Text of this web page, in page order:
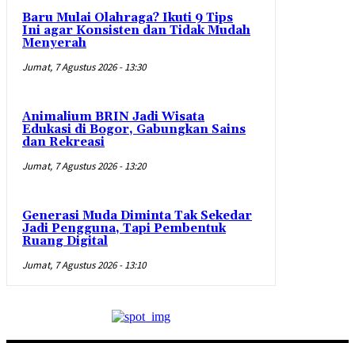
Baru Mulai Olahraga? Ikuti 9 Tips
Ini agar Konsisten dan Tidak Mudah
Menyerah
Jumat, 7 Agustus 2026 - 13:30
Animalium BRIN Jadi Wisata
Edukasi di Bogor, Gabungkan Sains
dan Rekreasi
Jumat, 7 Agustus 2026 - 13:20
Generasi Muda Diminta Tak Sekedar
Jadi Pengguna, Tapi Pembentuk
Ruang Digital
Jumat, 7 Agustus 2026 - 13:10